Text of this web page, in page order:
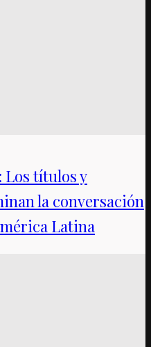
Los títulos y
la conversación
Latina